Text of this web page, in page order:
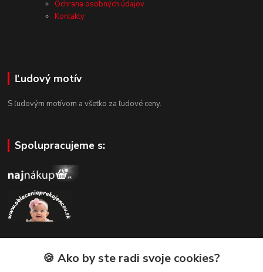
Ochrana osobných údajov
Kontakty
Ľudový motív
S ľudovým motívom a všetko za ľudové ceny.
Spolupracujeme s:
🍪 Ako by ste radi svoje cookies?